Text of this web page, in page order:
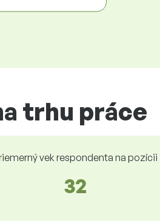
trhu práce
vek respondenta na pozícii
32